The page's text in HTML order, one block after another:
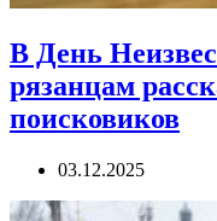
В День
рязанцам
поисковиков
03.12.2025